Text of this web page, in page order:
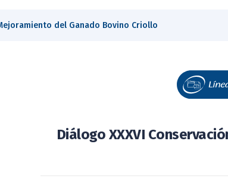
del Ganado Bovino Criollo
Diálogo XXXVI